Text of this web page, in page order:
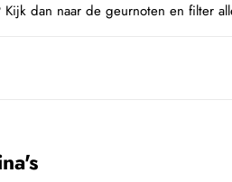
dan naar de geurnoten en filter